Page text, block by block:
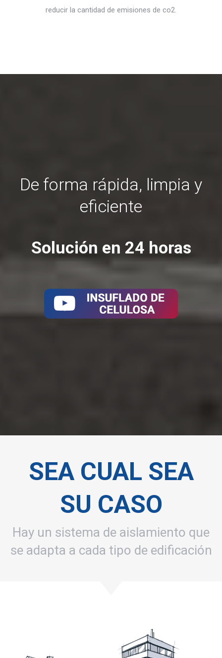
reducir la cantidad de emisiones de co2.
De forma rápida, limpia y
eficiente
Solución en 24 horas
SEA CUAL SEA
SU CASO
Hay un sistema de aislamiento que
se adapta a cada tipo de edificación